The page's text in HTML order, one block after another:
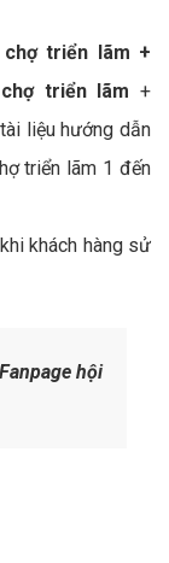
triển lãm +
triển lãm +
liệu hướng dẫn
triển lãm 1 đến
khi khách hàng sử
hội